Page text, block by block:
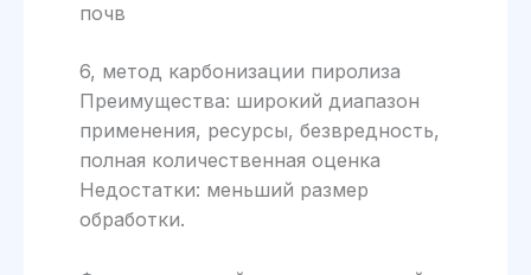
почв
6, метод карбонизации пиролиза
Преимущества: широкий диапазон
применения, ресурсы, безвредность,
полная количественная оценка
Недостатки: меньший размер
обработки.